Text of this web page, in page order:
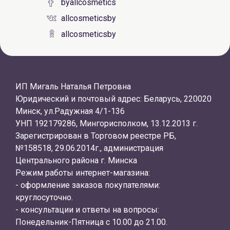
byallcosmetics
allcosmeticsby
allcosmeticsby
ИП Мигаль Наталья Петровна
Юридический и почтовый адрес: Беларусь, 220020
Минск, ул.Радужная 4/1-136
УНП 192179286, Мингорисполком, 13.12.2013 г.
Зарегистрирован в Торговом реестре РБ,
№158518, 29.06.2014г., администрация
Центрального района г. Минска
Режим работы интернет-магазина:
- оформление заказов покупателями:
круглосуточно.
- консультации и ответы на вопросы:
Понедельник-Пятница с 10.00 до 21.00.